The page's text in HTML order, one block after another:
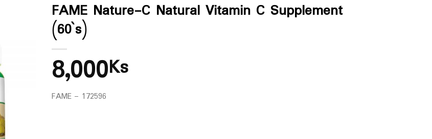
FAME Nature-C Natural Vitamin C Supplement
(60`s)
8,000Ks
FAME – 172596